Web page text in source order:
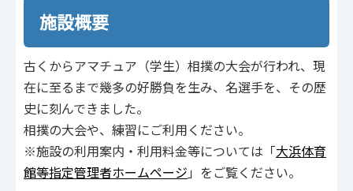
施設概要
古くからアマチュア（学生）相撲の大会が行われ、現
在に至るまで幾多の好勝負を生み、名選手を、その歴
史に刻んできました。
相撲の大会や、練習にご利用ください。
※施設の利用案内・利用料金等については「大浜体育
館等指定管理者ホームページ 」をご覧ください。